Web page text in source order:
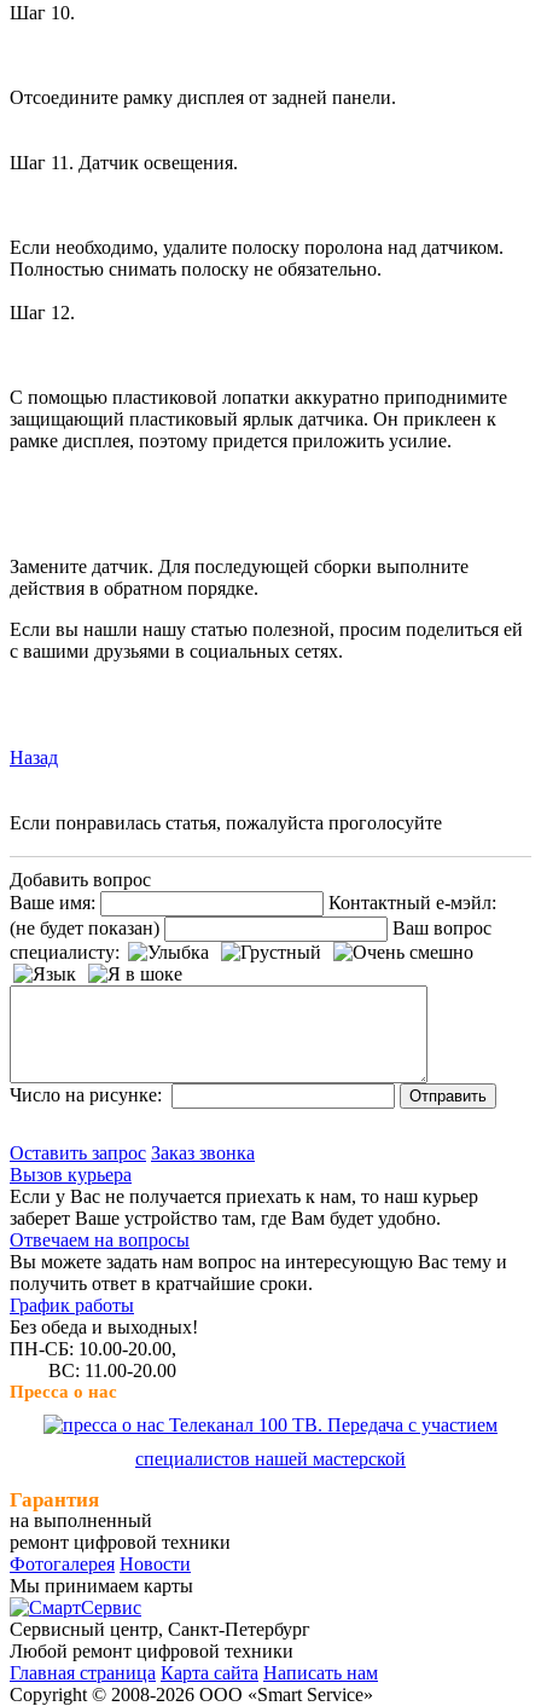
Шаг 10.
Отсоедините рамку дисплея от задней панели.
Шаг 11. Датчик освещения.
Если необходимо, удалите полоску поролона над датчиком.
Полностью снимать полоску не обязательно.
Шаг 12.
С помощью пластиковой лопатки аккуратно приподнимите
защищающий пластиковый ярлык датчика. Он приклеен к
рамке дисплея, поэтому придется приложить усилие.
Замените датчик. Для последующей сборки выполните
действия в обратном порядке.
Если вы нашли нашу статью полезной, просим поделиться ей
с вашими друзьями в социальных сетях.
Назад
Если понравилась статья, пожалуйста проголосуйте
Добавить вопрос
Ваше имя:
Контактный е-мэйл:
(не будет показан)
Ваш вопрос
специалисту:
Число на рисунке:
Оставить запрос Заказ звонка
Вызов курьера
Если у Вас не получается приехать к нам, то наш курьер
заберет Ваше устройство там, где Вам будет удобно.
Отвечаем на вопросы
Вы можете задать нам вопрос на интересующую Вас тему и
получить ответ в кратчайшие сроки.
График работы
Без обеда и выходных!
ПН-СБ: 10.00-20.00,
ВС: 11.00-20.00
Пресса о нас
Телеканал 100 ТВ. Передача с участием
специалистов нашей мастерской
Гарантия
на выполненный
ремонт цифровой техники
Фотогалерея Новости
Мы принимаем карты
Сервисный центр, Cанкт-Петербург
Любой ремонт цифровой техники
Главная страница Карта сайта Написать нам
Copyright © 2008-2026 ООО «Smart Service»